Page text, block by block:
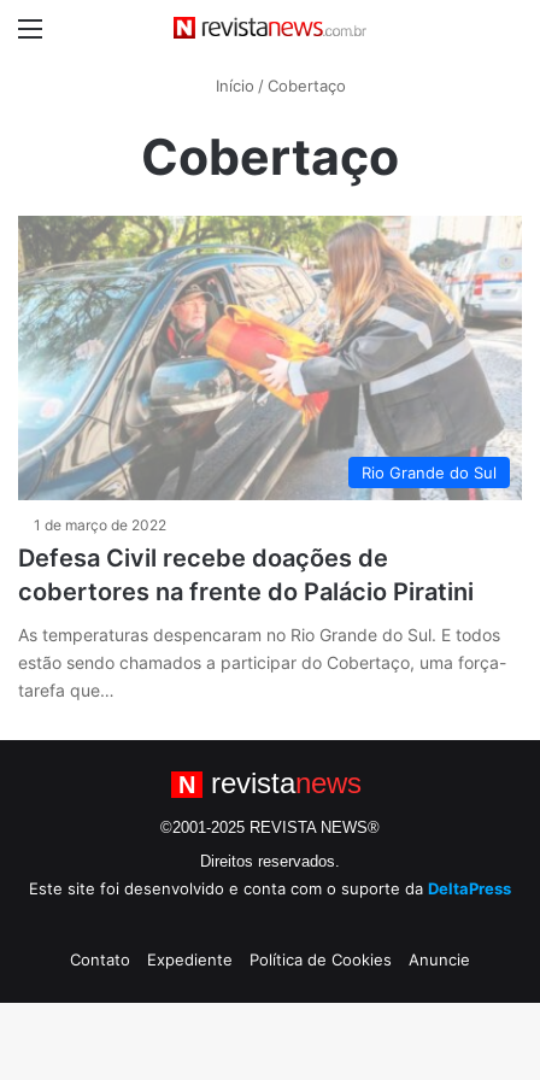
Início / Cobertaço
Cobertaço
Rio Grande do Sul
1 de março de 2022
Defesa Civil recebe doações de
cobertores na frente do Palácio Piratini
As temperaturas despencaram no Rio Grande do Sul. E todos
estão sendo chamados a participar do Cobertaço, uma força-
tarefa que…
N revistanews
©2001-2025 REVISTA NEWS®
Direitos reservados.
Este site foi desenvolvido e conta com o suporte da DeltaPress
Contato Expediente Política de Cookies Anuncie